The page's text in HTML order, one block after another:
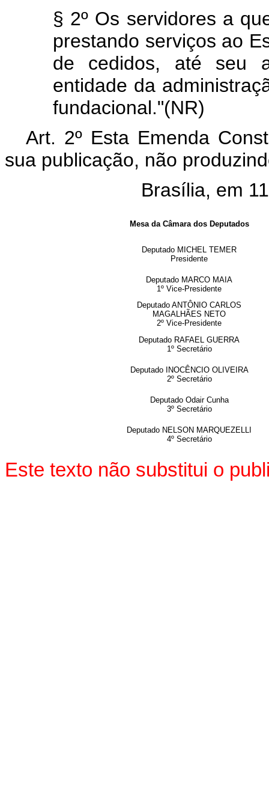
§ 2º Os servidores a
prestando serviços ao
de cedidos, até seu
entidade da
fundacional."(NR)
Art. 2º Esta Emenda
sua publicação, não
Brasília, em
Mesa da Câmara dos Deputados
Deputado MICHEL TEMER
Presidente
Deputado MARCO MAIA
1º Vice-Presidente
Deputado ANTÔNIO CARLOS
MAGALHÃES NETO
2º Vice-Presidente
Deputado RAFAEL GUERRA
1º Secretário
Deputado INOCÊNCIO OLIVEIRA
2º Secretário
Deputado Odair Cunha
3º Secretário
Deputado NELSON MARQUEZELLI
4º Secretário
Este texto não substitui o